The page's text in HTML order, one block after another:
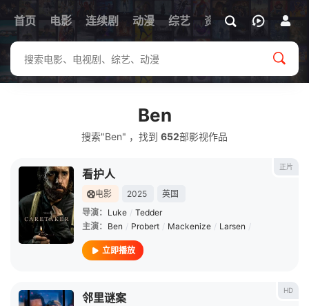
首页 电影 连续剧 动漫 综艺 资讯
Ben
搜索"Ben" ，找到 652部影视作品
正片
看护人
电影 2025
英国
导演： Luke / Tedder
主演： Ben / Probert / Mackenize / Larsen /
立即播放
HD
邻里谜案